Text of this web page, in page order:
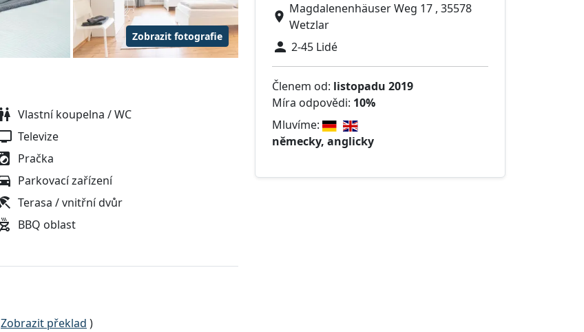
Zobrazit fotografie
Magdalenenhäuser Weg 17 , 35578
Wetzlar
2-45 Lidé
Členem od: listopadu 2019
Míra odpovědi: 10%
Mluvíme:
německy, anglicky
Vlastní koupelna / WC
Televize
Pračka
Parkovací zařízení
Terasa / vnitřní dvůr
BBQ oblast
Zobrazit překlad )